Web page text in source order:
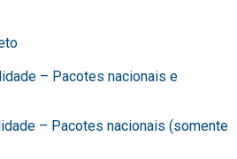
– Pacotes nacionais e
– Pacotes nacionais (somente